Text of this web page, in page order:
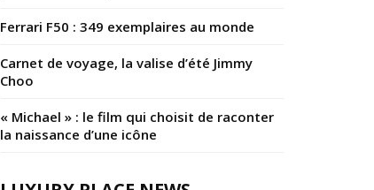
Ferrari F50 : 349 exemplaires au monde
Carnet de voyage, la valise d’été Jimmy
Choo
« Michael » : le film qui choisit de raconter
la naissance d’une icône